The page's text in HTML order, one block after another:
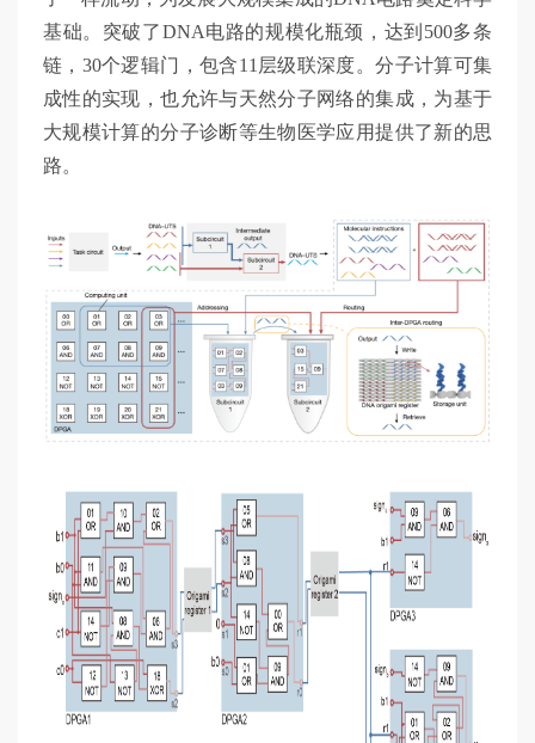
基础。突破了DNA电路的规模化瓶颈，达到500多条
链，30个逻辑门，包含11层级联深度。分子计算可集
成性的实现，也允许与天然分子网络的集成，为基于
大规模计算的分子诊断等生物医学应用提供了新的思
路。